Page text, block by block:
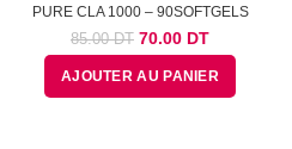
PURE CLA 1000 – 90SOFTGELS
85.00DT Le
prix
initial
était :
70.00 DTLe
prix
actuel
est :
AJOUTER AU PANIER